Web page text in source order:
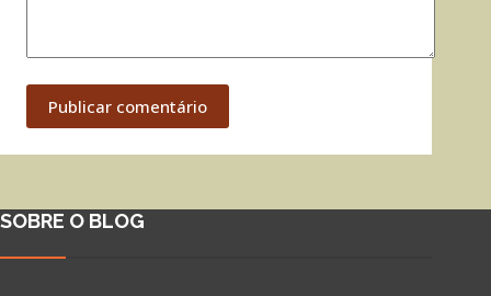
Publicar comentário
SOBRE O BLOG